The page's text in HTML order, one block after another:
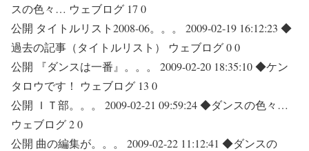
スの色々… ウェブログ 17 0
公開 タイトルリスト2008-06。。。 2009-02-19 16:12:23 ◆
過去の記事（タイトルリスト） ウェブログ 0 0
公開 『ダンスは一番』。。。 2009-02-20 18:35:10 ◆ケン
タロウです！ ウェブログ 13 0
公開 ＩＴ部。。。 2009-02-21 09:59:24 ◆ダンスの色々…
ウェブログ 2 0
公開 曲の編集が。。。 2009-02-22 11:12:41 ◆ダンスの